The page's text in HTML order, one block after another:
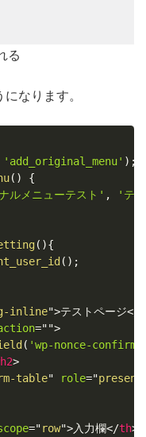
る
なります。
'add_original_menu' ) ;
( )
{
ルメニューテスト' ,
'テ
( ){
( ) ;
inline">テストページ</
="">
( 'wp-nonce-confirm'
h2>
table" role="
="row">入力欄</th>